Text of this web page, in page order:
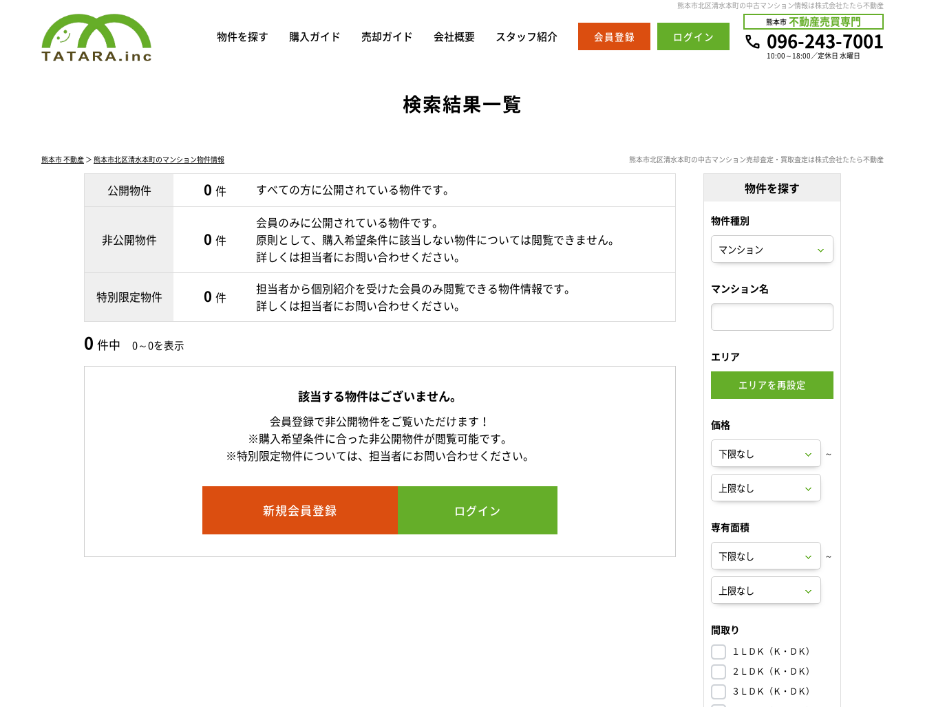
熊本市北区清水本町の中古マンション情報は株式会社たたら不動産
物件を探す 購入ガイド 売却ガイド 会社概要 スタッフ紹介 会員登録 ログイン
熊本市 不動産売買専門
10:00～18:00／定休日 水曜日
096-243-7001
検索結果一覧
熊本市 不動産 ＞ 熊本市北区清水本町のマンション物件情報 熊本市北区清水本町の中古マンション売却査定・買取査定は株式会社たたら不動産
公開物件 0 件 すべての方に公開されている物件です。
非公開物件 0 件
会員のみに公開されている物件です。
原則として、購入希望条件に該当しない物件については閲覧できません。
詳しくは担当者にお問い合わせください。
特別限定物件 0 件
担当者から個別紹介を受けた会員のみ閲覧できる物件情報です。
詳しくは担当者にお問い合わせください。
0 件中 0～0を表示
該当する物件はございません。
会員登録で非公開物件をご覧いただけます！
※購入希望条件に合った非公開物件が閲覧可能です。
※特別限定物件については、担当者にお問い合わせください。
新規会員登録 ログイン
物件を探す
物件種別
マンション名
エリア
エリアを再設定
価格
～
専有面積
～
間取り
１ＬＤＫ（Ｋ・ＤＫ）
２ＬＤＫ（Ｋ・ＤＫ）
３ＬＤＫ（Ｋ・ＤＫ）